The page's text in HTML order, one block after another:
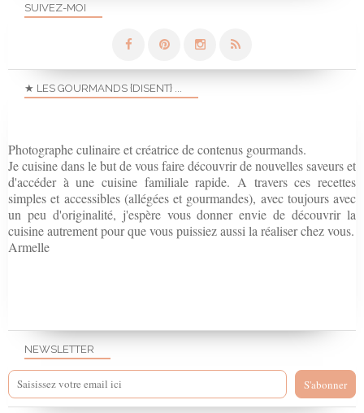
NEWSLETTER
SUIVEZ-MOI
★ LES GOURMANDS {DISENT} ...
Photographe culinaire et créatrice de contenus gourmands.
Je cuisine dans le but de vous faire découvrir de nouvelles saveurs et
d'accéder à une cuisine familiale rapide. A travers ces recettes
simples et accessibles (allégées et gourmandes), avec toujours avec
un peu d'originalité, j'espère vous donner envie de découvrir la
cuisine autrement pour que vous puissiez aussi la réaliser chez vous.
Armelle